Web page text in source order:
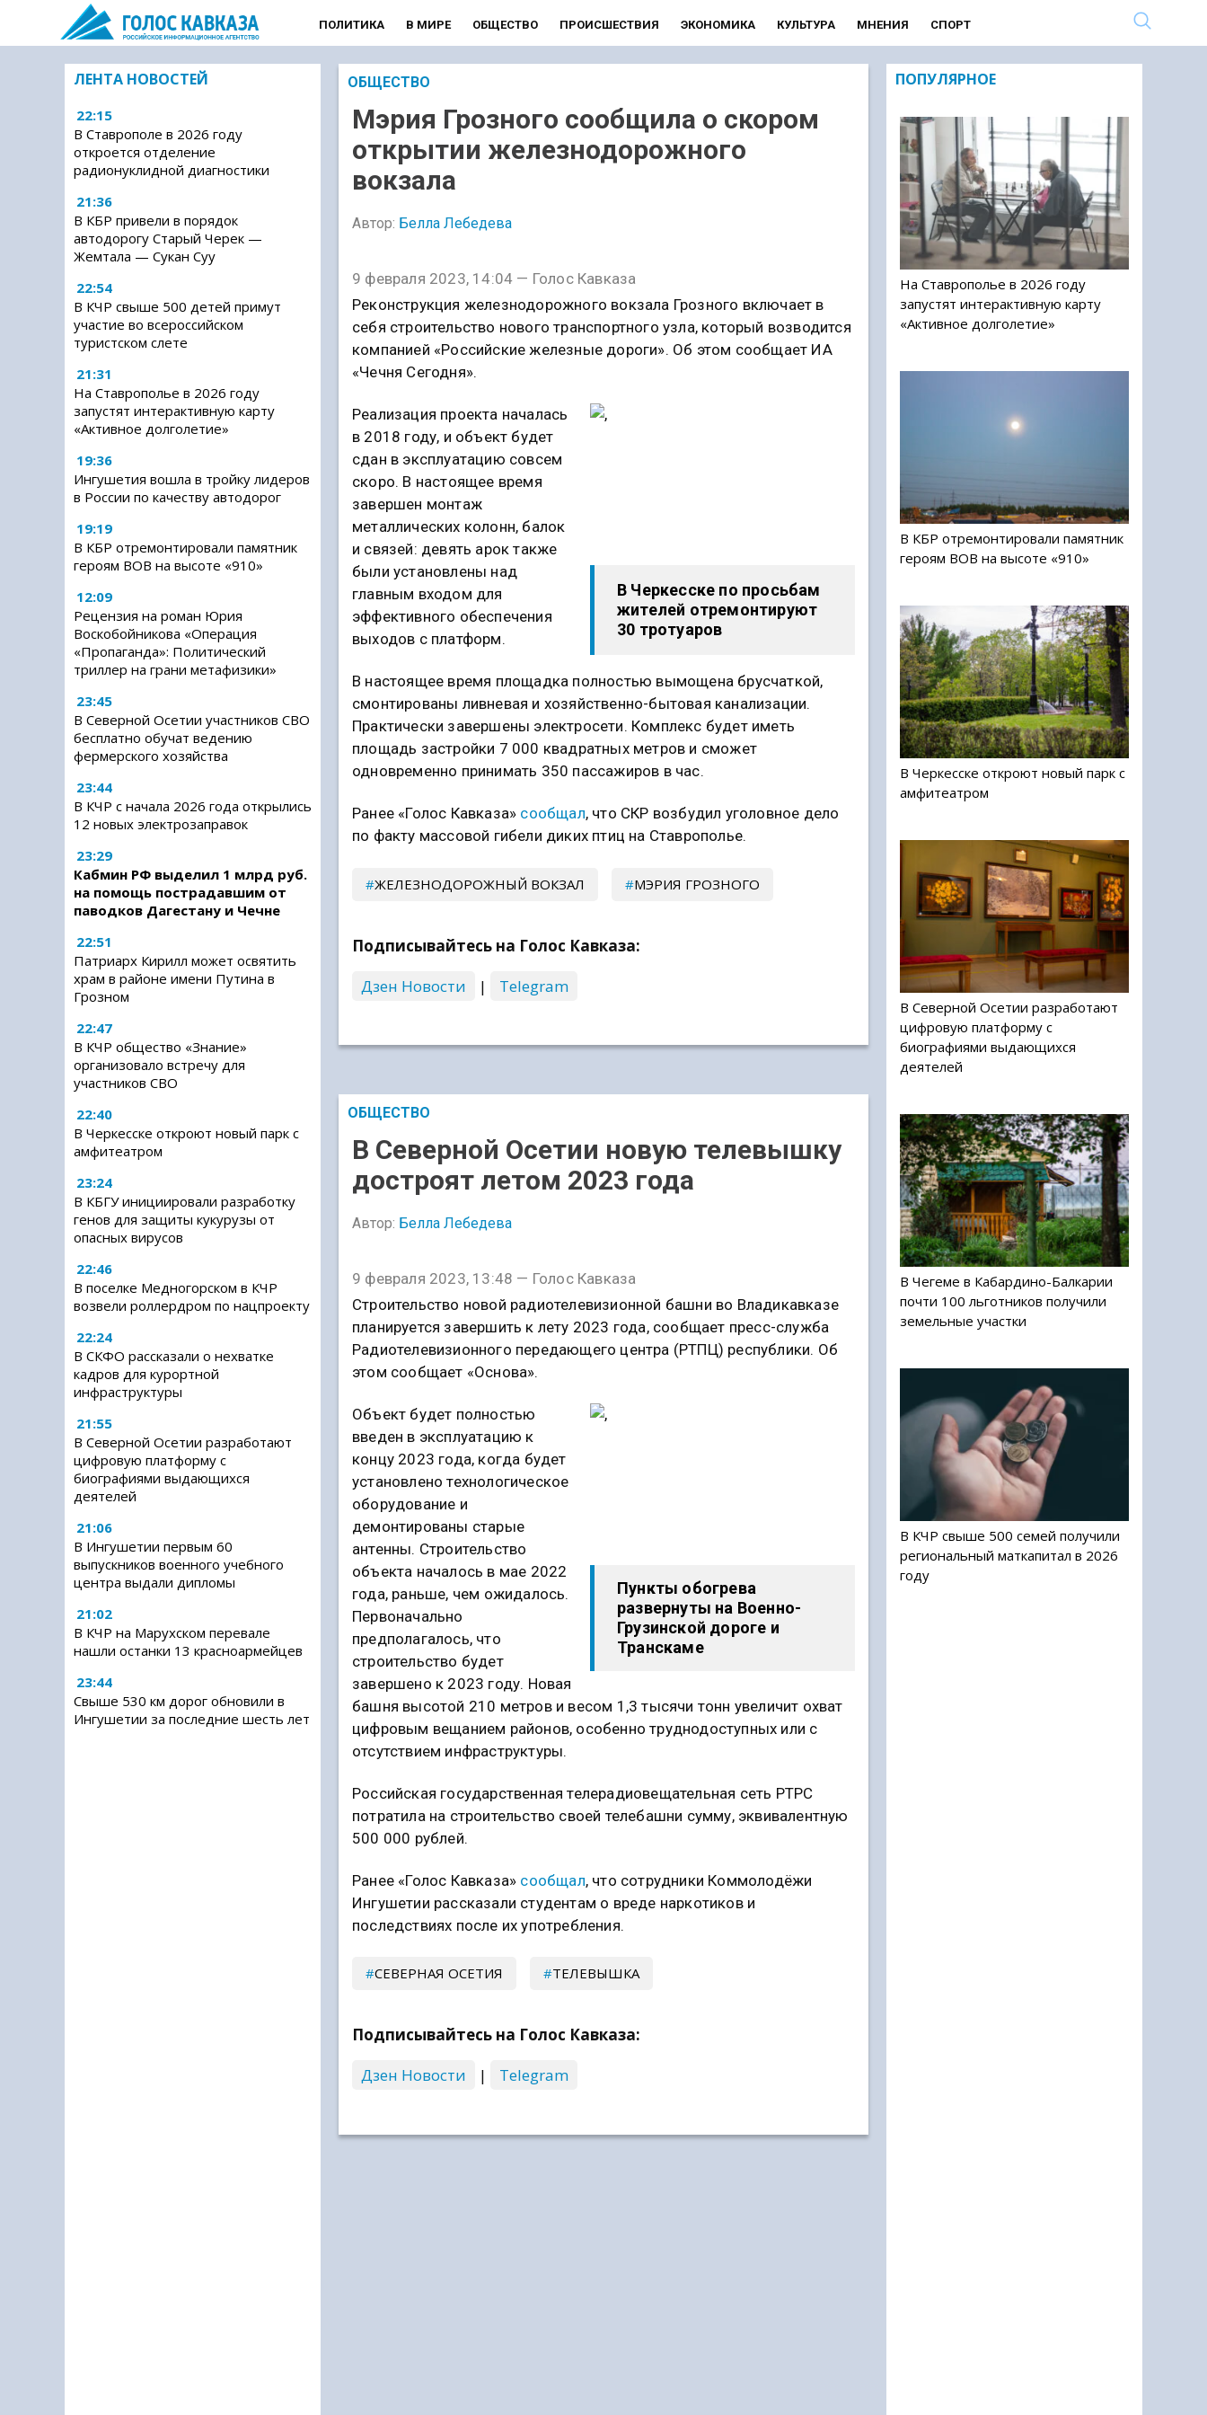
ПОЛИТИКА В МИРЕ ОБЩЕСТВО ПРОИСШЕСТВИЯ ЭКОНОМИКА КУЛЬТУРА МНЕНИЯ СПОРТ
ЛЕНТА НОВОСТЕЙ
22:15
В Ставрополе в 2026 году
откроется отделение
радионуклидной диагностики
21:36
В КБР привели в порядок
автодорогу Старый Черек —
Жемтала — Сукан Суу
22:54
В КЧР свыше 500 детей примут
участие во всероссийском
туристском слете
21:31
На Ставрополье в 2026 году
запустят интерактивную карту
«Активное долголетие»
19:36
Ингушетия вошла в тройку лидеров
в России по качеству автодорог
19:19
В КБР отремонтировали памятник
героям ВОВ на высоте «910»
12:09
Рецензия на роман Юрия
Воскобойникова «Операция
«Пропаганда»: Политический
триллер на грани метафизики»
23:45
В Северной Осетии участников СВО
бесплатно обучат ведению
фермерского хозяйства
23:44
В КЧР с начала 2026 года открылись
12 новых электрозаправок
23:29
Кабмин РФ выделил 1 млрд руб.
на помощь пострадавшим от
паводков Дагестану и Чечне
22:51
Патриарх Кирилл может освятить
храм в районе имени Путина в
Грозном
22:47
В КЧР общество «Знание»
организовало встречу для
участников СВО
22:40
В Черкесске откроют новый парк с
амфитеатром
23:24
В КБГУ инициировали разработку
генов для защиты кукурузы от
опасных вирусов
22:46
В поселке Медногорском в КЧР
возвели роллердром по нацпроекту
22:24
В СКФО рассказали о нехватке
кадров для курортной
инфраструктуры
21:55
В Северной Осетии разработают
цифровую платформу с
биографиями выдающихся
деятелей
21:06
В Ингушетии первым 60
выпускников военного учебного
центра выдали дипломы
21:02
В КЧР на Марухском перевале
нашли останки 13 красноармейцев
23:44
Свыше 530 км дорог обновили в
Ингушетии за последние шесть лет
ОБЩЕСТВО
Мэрия Грозного сообщила о скором
открытии железнодорожного
вокзала
Автор: Белла Лебедева
9 февраля 2023, 14:04 — Голос Кавказа
Реконструкция железнодорожного вокзала Грозного включает в
себя строительство нового транспортного узла, который возводится
компанией «Российские железные дороги». Об этом сообщает ИА
«Чечня Сегодня».
В Черкесске по просьбам
жителей отремонтируют
30 тротуаров
Реализация проекта началась
в 2018 году, и объект будет
сдан в эксплуатацию совсем
скоро. В настоящее время
завершен монтаж
металлических колонн, балок
и связей: девять арок также
были установлены над
главным входом для
эффективного обеспечения
выходов с платформ.
В настоящее время площадка полностью вымощена брусчаткой,
смонтированы ливневая и хозяйственно-бытовая канализации.
Практически завершены электросети. Комплекс будет иметь
площадь застройки 7 000 квадратных метров и сможет
одновременно принимать 350 пассажиров в час.
Ранее «Голос Кавказа» сообщал, что СКР возбудил уголовное дело
по факту массовой гибели диких птиц на Ставрополье.
ЖЕЛЕЗНОДОРОЖНЫЙ ВОКЗАЛ МЭРИЯ ГРОЗНОГО
Подписывайтесь на Голос Кавказа:
Дзен Новости
| Telegram
ОБЩЕСТВО
В Северной Осетии новую телевышку
достроят летом 2023 года
Автор: Белла Лебедева
9 февраля 2023, 13:48 — Голос Кавказа
Строительство новой радиотелевизионной башни во Владикавказе
планируется завершить к лету 2023 года, сообщает пресс-служба
Радиотелевизионного передающего центра (РТПЦ) республики. Об
этом сообщает «Основа».
Пункты обогрева
развернуты на Военно-
Грузинской дороге и
Транскаме
Объект будет полностью
введен в эксплуатацию к
концу 2023 года, когда будет
установлено технологическое
оборудование и
демонтированы старые
антенны. Строительство
объекта началось в мае 2022
года, раньше, чем ожидалось.
Первоначально
предполагалось, что
строительство будет
завершено к 2023 году. Новая
башня высотой 210 метров и весом 1,3 тысячи тонн увеличит охват
цифровым вещанием районов, особенно труднодоступных или с
отсутствием инфраструктуры.
Российская государственная телерадиовещательная сеть РТРС
потратила на строительство своей телебашни сумму, эквивалентную
500 000 рублей.
Ранее «Голос Кавказа» сообщал, что cотрудники Коммолодёжи
Ингушетии рассказали студентам о вреде наркотиков и
последствиях после их употребления.
СЕВЕРНАЯ ОСЕТИЯ ТЕЛЕВЫШКА
Подписывайтесь на Голос Кавказа:
Дзен Новости
| Telegram
ПОПУЛЯРНОЕ
На Ставрополье в 2026 году
запустят интерактивную карту
«Активное долголетие»
В КБР отремонтировали памятник
героям ВОВ на высоте «910»
В Черкесске откроют новый парк с
амфитеатром
В Северной Осетии разработают
цифровую платформу с
биографиями выдающихся
деятелей
В Чегеме в Кабардино-Балкарии
почти 100 льготников получили
земельные участки
В КЧР свыше 500 семей получили
региональный маткапитал в 2026
году